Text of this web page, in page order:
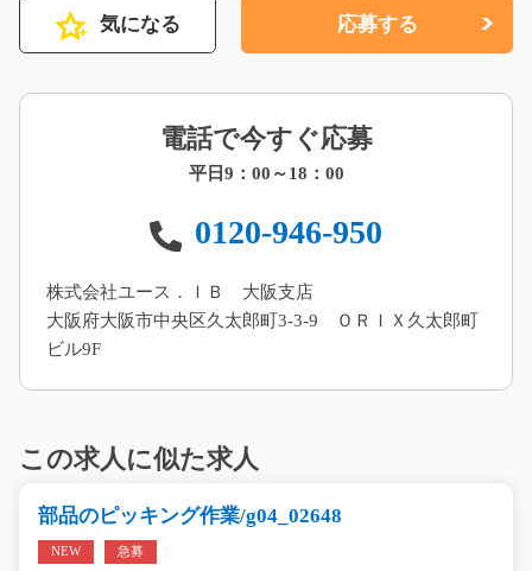
気になる 応募する
電話で今すぐ応募
平日9：00～18：00
0120-946-950
株式会社ユース．ＩＢ 大阪支店
大阪府大阪市中央区久太郎町3-3-9 ＯＲＩＸ久太郎町
ビル9F
この求人に似た求人
部品のピッキング作業/g04_02648
NEW 急募